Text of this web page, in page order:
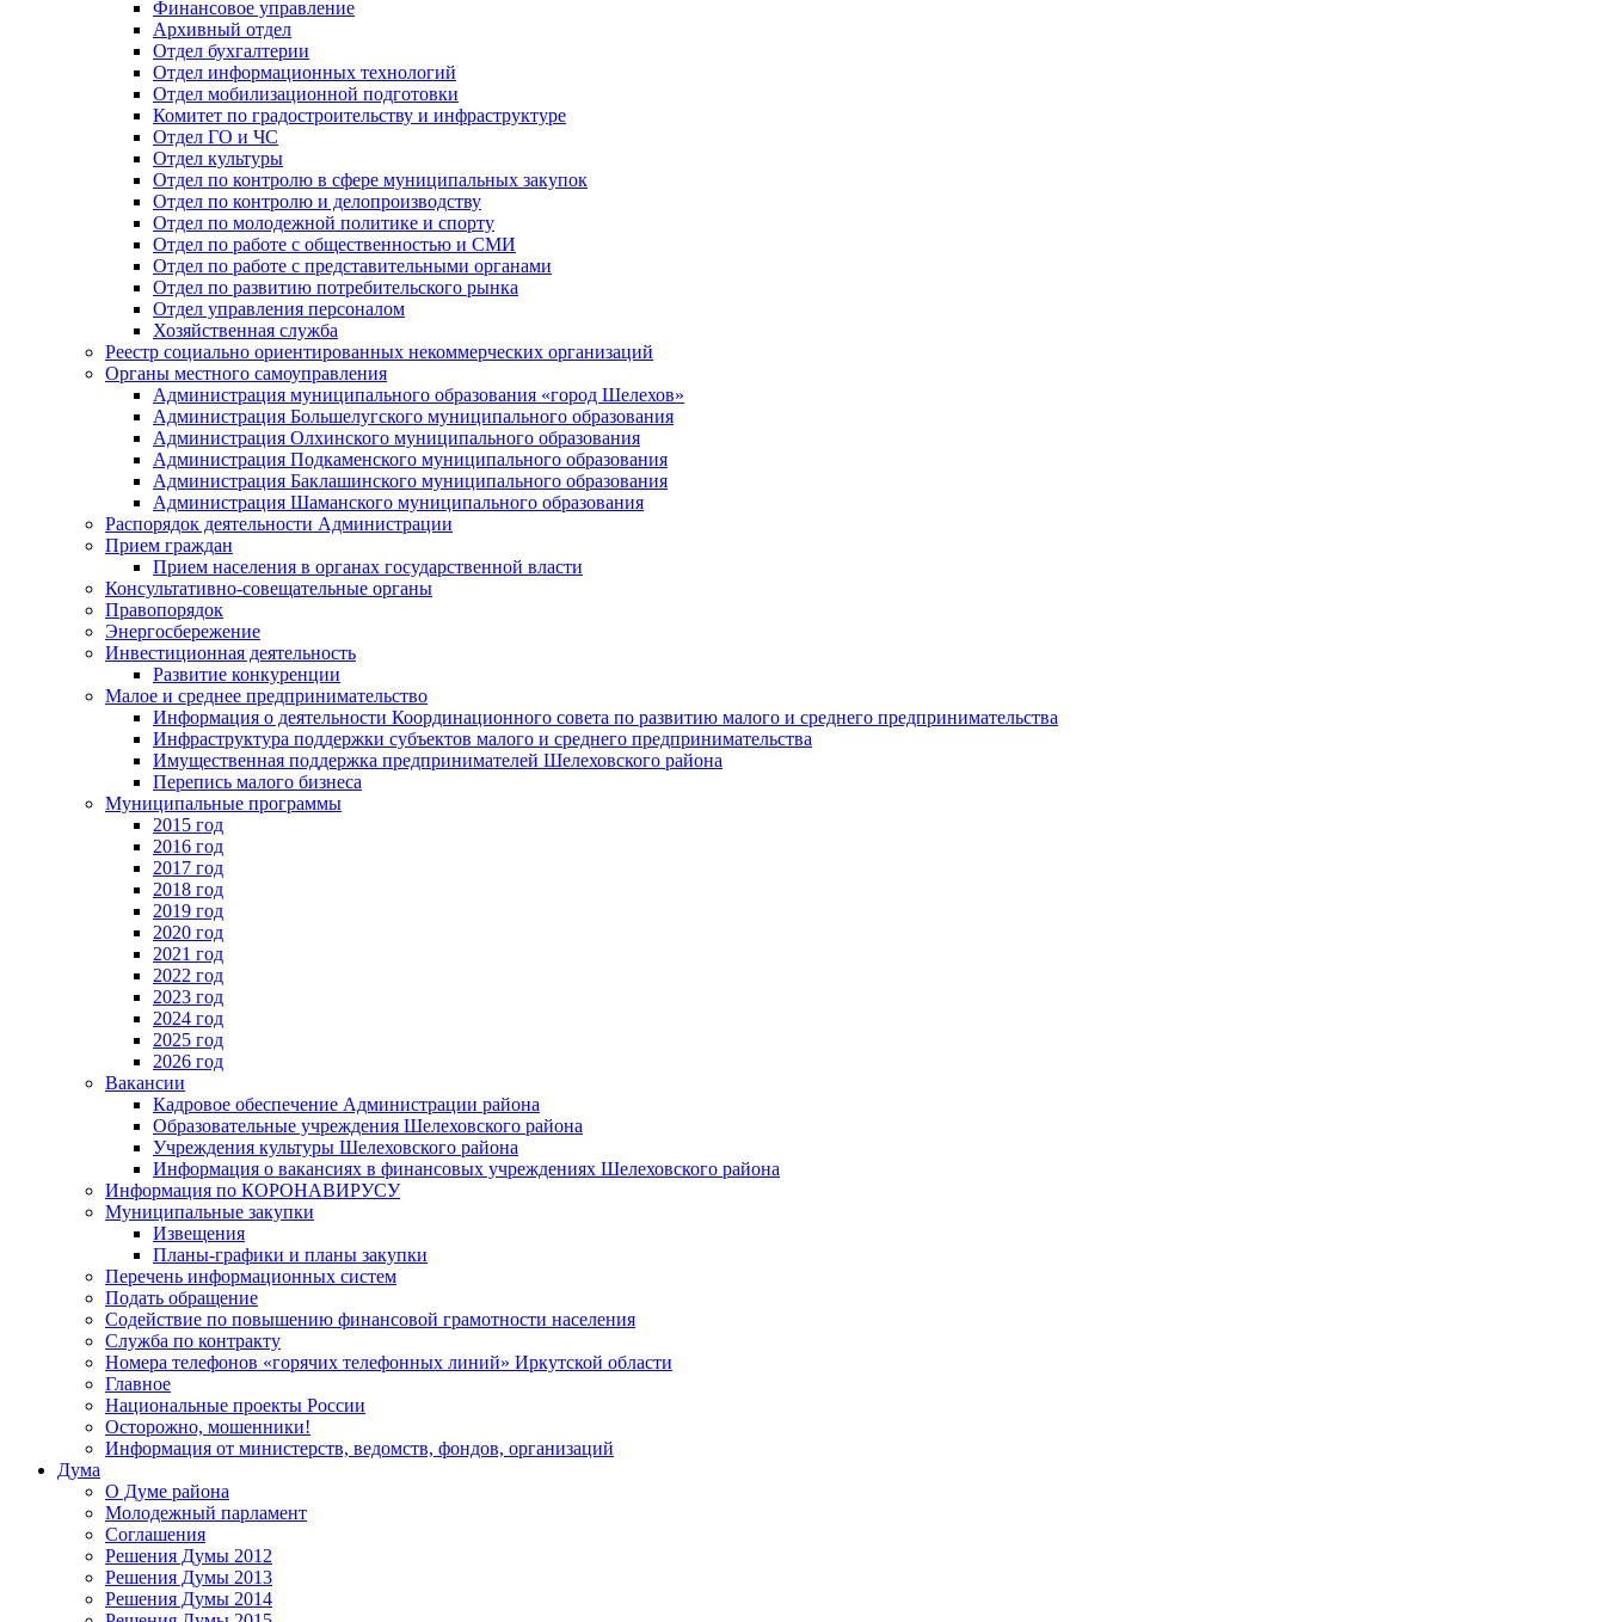
Финансовое управление
Архивный отдел
Отдел бухгалтерии
Отдел информационных технологий
Отдел мобилизационной подготовки
Комитет по градостроительству и инфраструктуре
Отдел ГО и ЧС
Отдел культуры
Отдел по контролю в сфере муниципальных закупок
Отдел по контролю и делопроизводству
Отдел по молодежной политике и спорту
Отдел по работе с общественностью и СМИ
Отдел по работе с представительными органами
Отдел по развитию потребительского рынка
Отдел управления персоналом
Хозяйственная служба
Реестр социально ориентированных некоммерческих организаций
Органы местного самоуправления
Администрация муниципального образования «город Шелехов»
Администрация Большелугского муниципального образования
Администрация Олхинского муниципального образования
Администрация Подкаменского муниципального образования
Администрация Баклашинского муниципального образования
Администрация Шаманского муниципального образования
Распорядок деятельности Администрации
Прием граждан
Прием населения в органах государственной власти
Консультативно-совещательные органы
Правопорядок
Энергосбережение
Инвестиционная деятельность
Развитие конкуренции
Малое и среднее предпринимательство
Информация о деятельности Координационного совета по развитию малого и среднего предпринимательства
Инфраструктура поддержки субъектов малого и среднего предпринимательства
Имущественная поддержка предпринимателей Шелеховского района
Перепись малого бизнеса
Муниципальные программы
2015 год
2016 год
2017 год
2018 год
2019 год
2020 год
2021 год
2022 год
2023 год
2024 год
2025 год
2026 год
Вакансии
Кадровое обеспечение Администрации района
Образовательные учреждения Шелеховского района
Учреждения культуры Шелеховского района
Информация о вакансиях в финансовых учреждениях Шелеховского района
Информация по КОРОНАВИРУСУ
Муниципальные закупки
Извещения
Планы-графики и планы закупки
Перечень информационных систем
Подать обращение
Содействие по повышению финансовой грамотности населения
Служба по контракту
Номера телефонов «горячих телефонных линий» Иркутской области
Главное
Национальные проекты России
Осторожно, мошенники!
Информация от министерств, ведомств, фондов, организаций
Дума
О Думе района
Молодежный парламент
Соглашения
Решения Думы 2012
Решения Думы 2013
Решения Думы 2014